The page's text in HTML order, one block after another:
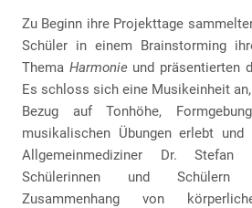
Zu Beginn ihre Projekttage
Schüler in einem Brainstorming
Thema Harmonieund präsentierten
Es schloss sich eine Musikeinheit
Bezug auf Tonhöhe,
musikalischen Übungen erlebt
Allgemeinmediziner Dr.
Schülerinnen und Schülern
Zusammenhang von